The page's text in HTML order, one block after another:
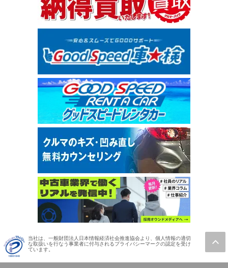
当社は、一般財団法人日本情報経済社会推進協会より、個人情報の適切
な取扱いを行なう事業者に付与されるプライバシーマークの認定を受け
ています。